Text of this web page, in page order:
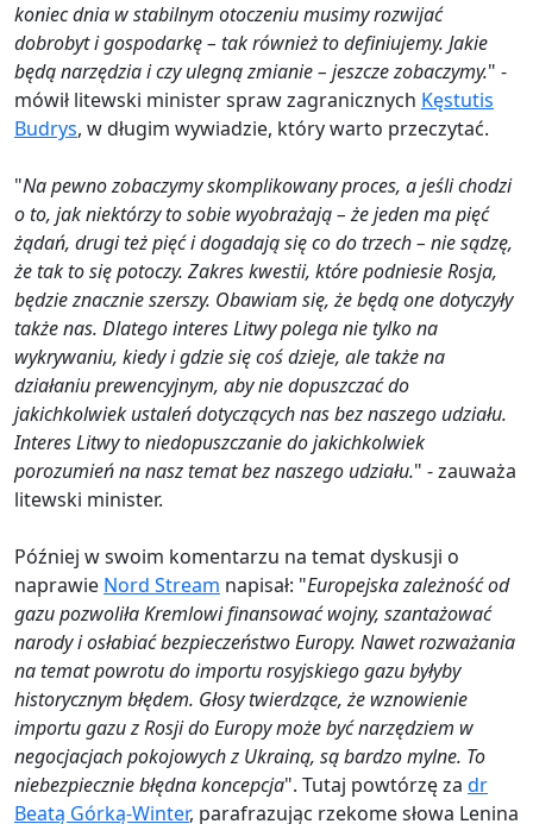
koniec dnia w stabilnym otoczeniu musimy rozwijać
dobrobyt i gospodarkę – tak również to definiujemy. Jakie
będą narzędzia i czy ulegną zmianie – jeszcze zobaczymy." -
mówił litewski minister spraw zagranicznych Kęstutis
Budrys, w długim wywiadzie, który warto przeczytać.
"Na pewno zobaczymy skomplikowany proces, a jeśli chodzi
o to, jak niektórzy to sobie wyobrażają – że jeden ma pięć
żądań, drugi też pięć i dogadają się co do trzech – nie sądzę,
że tak to się potoczy. Zakres kwestii, które podniesie Rosja,
będzie znacznie szerszy. Obawiam się, że będą one dotyczyły
także nas. Dlatego interes Litwy polega nie tylko na
wykrywaniu, kiedy i gdzie się coś dzieje, ale także na
działaniu prewencyjnym, aby nie dopuszczać do
jakichkolwiek ustaleń dotyczących nas bez naszego udziału.
Interes Litwy to niedopuszczanie do jakichkolwiek
porozumień na nasz temat bez naszego udziału." - zauważa
litewski minister.
Później w swoim komentarzu na temat dyskusji o
naprawie Nord Stream napisał: "Europejska zależność od
gazu pozwoliła Kremlowi finansować wojny, szantażować
narody i osłabiać bezpieczeństwo Europy. Nawet rozważania
na temat powrotu do importu rosyjskiego gazu byłyby
historycznym błędem. Głosy twierdzące, że wznowienie
importu gazu z Rosji do Europy może być narzędziem w
negocjacjach pokojowych z Ukrainą, są bardzo mylne. To
niebezpiecznie błędna koncepcja". Tutaj powtórzę za dr
Beatą Górką-Winter, parafrazując rzekome słowa Lenina